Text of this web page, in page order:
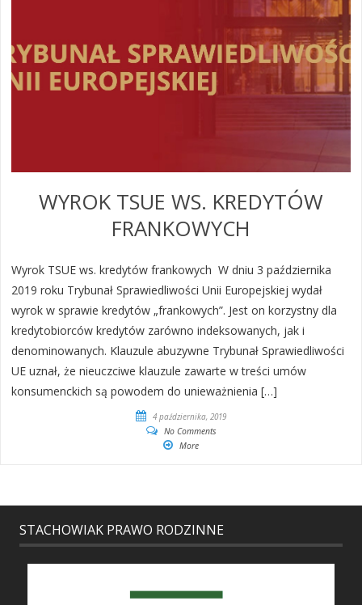
WYROK TSUE WS. KREDYTÓW
FRANKOWYCH
Wyrok TSUE ws. kredytów frankowych ​W dniu 3 października
2019 roku Trybunał Sprawiedliwości Unii Europejskiej wydał
wyrok w sprawie kredytów „frankowych”. Jest on korzystny dla
kredytobiorców kredytów zarówno indeksowanych, jak i
denominowanych. Klauzule abuzywne ​Trybunał Sprawiedliwości
UE uznał, że nieuczciwe klauzule zawarte w treści umów
konsumenckich są powodem do unieważnienia […]
4 października, 2019
No Comments
More
STACHOWIAK PRAWO RODZINNE